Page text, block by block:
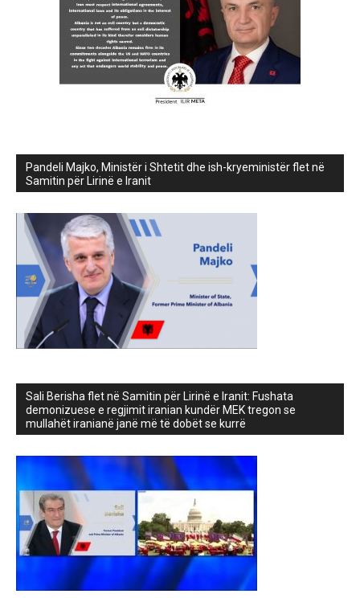
Pandeli Majko, Ministër i Shtetit dhe ish-kryeministër flet në
Samitin për Lirinë e Iranit
Sali Berisha flet në Samitin për Lirinë e Iranit: Fushata
demonizuese e regjimit iranian kundër MEK tregon se
mullahët iranianë janë më të dobët se kurrë